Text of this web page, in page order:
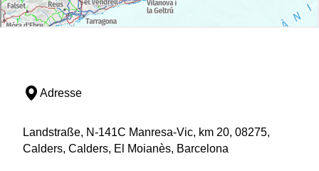
Adresse
Landstraße, N-141C Manresa-Vic, km 20, 08275,
Calders, Calders, El Moianès, Barcelona